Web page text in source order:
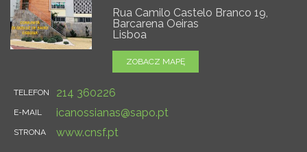
Rua Camilo Castelo Branco 19,
Barcarena Oeiras
Lisboa
ZOBACZ MAPĘ
TELEFON 214 360226
E-MAIL icanossianas@sapo.pt
STRONA www.cnsf.pt